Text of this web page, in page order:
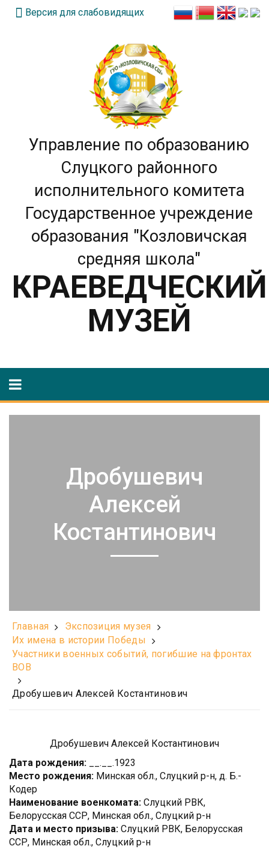
Версия для слабовидящих
Управление по образованию
Слуцкого районного
исполнительного комитета
Государственное учреждение
образования "Козловичская
средняя школа"
КРАЕВЕДЧЕСКИЙ
МУЗЕЙ
Дробушевич
Алексей
Костантинович
Главная
Экспозиция музея
Их имена в истории Победы
Участники военных событий, погибшие на фронтах
ВОВ
Дробушевич Алексей Костантинович
Дробушевич Алексей Костантинович
Дата рождения: __.__.1923
Место рождения: Минская обл., Слуцкий р-н, д. Б.-
Кодер
Наименование военкомата: Слуцкий РВК,
Белорусская ССР, Минская обл., Слуцкий р-н
Дата и место призыва: Слуцкий РВК, Белорусская
ССР, Минская обл., Слуцкий р-н